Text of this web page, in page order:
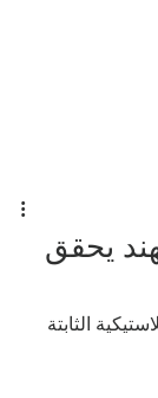
يحقق
الثابتة